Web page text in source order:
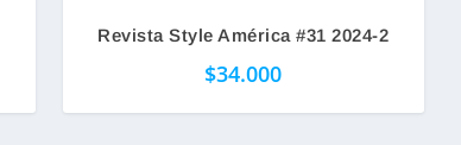
Revista Style América #31 2024-2
$34.000